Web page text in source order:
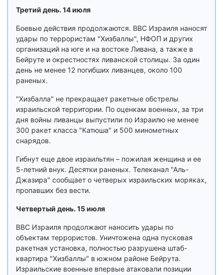
Третий день. 14 июля
Боевые действия продолжаются. ВВС Израиля наносят
удары по террористам "Хизбаллы", НФОП и других
организаций на юге и на востоке Ливана, а также в
Бейруте и окрестностях ливанской столицы. За один
день не менее 12 погибших ливанцев, около 100
раненых.
"Хизбалла" не прекращает ракетные обстрелы
израильской территории. По оценкам военных, за три
дня войны ливанцы выпустили по Израилю не менее
300 ракет класса "Катюша" и 500 минометных
снарядов.
Гибнут еще двое израильтян – пожилая женщина и ее
5-летний внук. Десятки раненых. Телеканал "Аль-
Джазира" сообщает о четверых израильских моряках,
пропавших без вести.
Четвертый день. 15 июля
ВВС Израиля продолжают наносить удары по
объектам террористов. Уничтожена одна пусковая
ракетная установка, полностью разрушена штаб-
квартира "Хизбаллы" в южном районе Бейрута.
Израильские военные впервые атаковали позиции